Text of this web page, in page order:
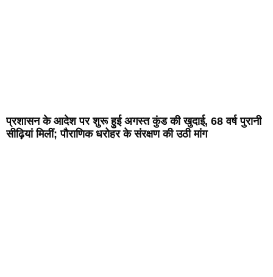
प्रशासन के आदेश पर शुरू हुई अगस्त कुंड की खुदाई, 68 वर्ष पुरानी
सीढ़ियां मिलीं; पौराणिक धरोहर के संरक्षण की उठी मांग